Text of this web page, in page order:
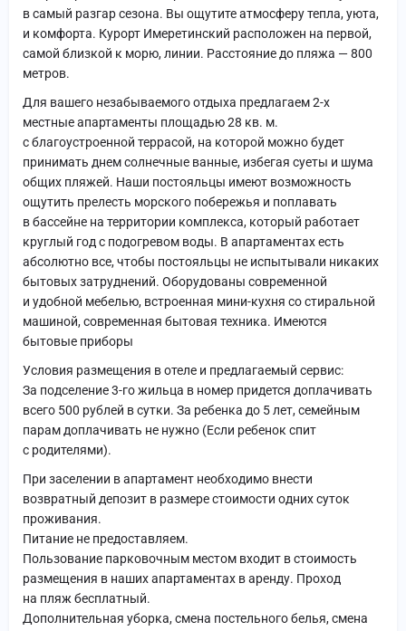
в самый разгар сезона. Вы ощутите атмосферу тепла, уюта,
и комфорта. Курорт Имеретинский расположен на первой,
самой близкой к морю, линии. Расстояние до пляжа — 800
метров.
Для вашего незабываемого отдыха предлагаем 2-х
местные апартаменты площадью 28 кв. м.
с благоустроенной террасой, на которой можно будет
принимать днем солнечные ванные, избегая суеты и шума
общих пляжей. Наши постояльцы имеют возможность
ощутить прелесть морского побережья и поплавать
в бассейне на территории комплекса, который работает
круглый год с подогревом воды. В апартаментах есть
абсолютно все, чтобы постояльцы не испытывали никаких
бытовых затруднений. Оборудованы современной
и удобной мебелью, встроенная мини-кухня со стиральной
машиной, современная бытовая техника. Имеются
бытовые приборы
Условия размещения в отеле и предлагаемый сервис:
За подселение 3-го жильца в номер придется доплачивать
всего 500 рублей в сутки. За ребенка до 5 лет, семейным
парам доплачивать не нужно (Если ребенок спит
с родителями).
При заселении в апартамент необходимо внести
возвратный депозит в размере стоимости одних суток
проживания.
Питание не предоставляем.
Пользование парковочным местом входит в стоимость
размещения в наших апартаментах в аренду. Проход
на пляж бесплатный.
Дополнительная уборка, смена постельного белья, смена